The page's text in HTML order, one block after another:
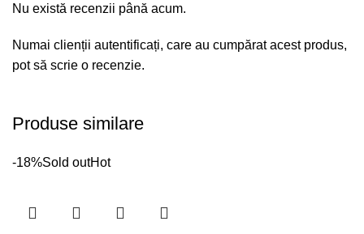
Nu există recenzii până acum.
Numai clienții autentificați, care au cumpărat acest produs,
pot să scrie o recenzie.
Produse similare
-18%Sold outHot